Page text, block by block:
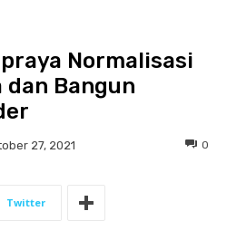
Normalisasi
dan Bangun
27, 2021 0
Twitter